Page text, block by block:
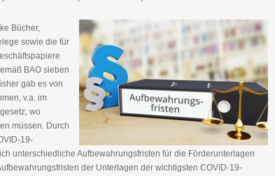
Bücher,
sowie die für
BAO sieben
gab es von
v.a. im
wo
müssen. Durch
19-
unterschiedliche Aufbewahrungsfristen für die Förderunterlagen
der Unterlagen der wichtigsten COVID-19-